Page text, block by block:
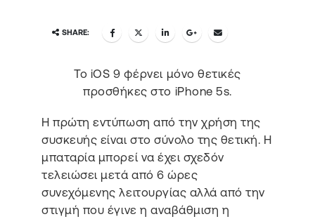
SHARE:
Το iOS 9 φέρνει μόνο θετικές
προσθήκες στο iPhone 5s.
Η πρώτη εντύπωση από την χρήση της
συσκευής είναι στο σύνολο της θετική. Η
μπαταρία μπορεί να έχει σχεδόν
τελειώσει μετά από 6 ώρες
συνεχόμενης λειτουργίας αλλά από την
στιγμή που έγινε η αναβάθμιση η